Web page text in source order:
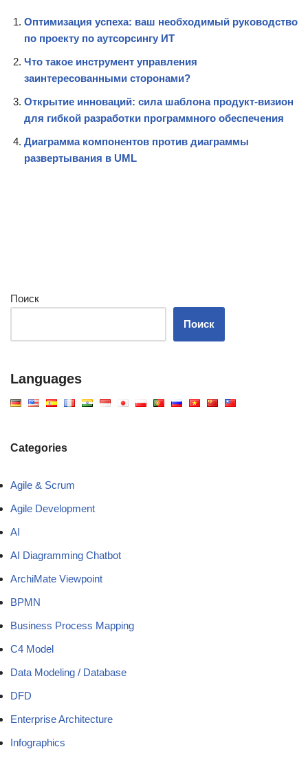
Оптимизация успеха: ваш необходимый руководство
по проекту по аутсорсингу ИТ
Что такое инструмент управления
заинтересованными сторонами?
Открытие инноваций: сила шаблона продукт-визион
для гибкой разработки программного обеспечения
Диаграмма компонентов против диаграммы
развертывания в UML
Поиск
Поиск
Languages
Categories
Agile & Scrum
Agile Development
AI
AI Diagramming Chatbot
ArchiMate Viewpoint
BPMN
Business Process Mapping
C4 Model
Data Modeling / Database
DFD
Enterprise Architecture
Infographics